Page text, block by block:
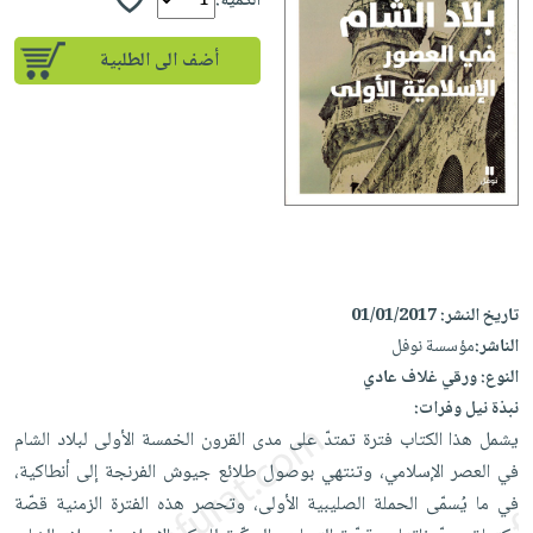
إختياراتنا
كتب
أكاديمية
صندوق
القراءة
English
iKitab
بلا
حدود
أسئلة
يتكرر
طرحها
على
Android
تحميل
iKitab
على
Apple
أسئلة
يتكرر
طرحها
تحميل
masmu3
على
Android
على
Apple
المواضيع
الأكثر
مبيعاً
إختياراتنا
وسائل
تعليمية
جوائز
تعليمية
الصحة
والعناية
الشخصية
جديد
العناية
الشخصية
العناية
وتصفيف
الشعر
العناية
بالجسم
والسفرة
جديد
الكل
أواني
الطهي
أدوات
متجر
الهدايا
أقسام
أضف الى الطلبية
تاريخ النشر:01/01/2017
الناشر:مؤسسة نوفل
النوع:ورقي غلاف عادي
نبذة نيل وفرات:
يشمل هذا الكتاب فترة تمتدّ على مدى القرون الخمسة الأولى لبلاد الشام
في العصر الإسلامي، وتنتهي بوصول طلائع جيوش الفرنجة إلى أنطاكية،
في ما يُسمّى الحملة الصليبية الأولى، وتحصر هذه الفترة الزمنية قصّة